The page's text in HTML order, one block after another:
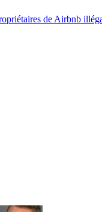
de Airbnb